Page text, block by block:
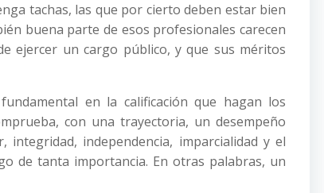
tachas, las que por cierto deben estar bien
buena parte de esos profesionales carecen
ejercer un cargo público, y que sus méritos
en la calificación que hagan los
con una trayectoria, un desempeño
integridad, independencia, imparcialidad y el
de tanta importancia. En otras palabras, un